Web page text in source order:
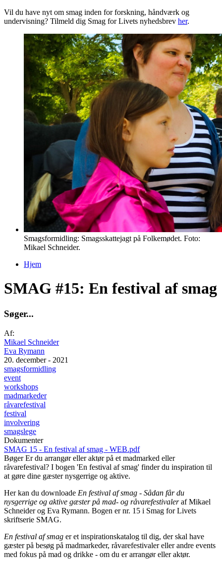
Vil du have nyt om smag inden for forskning, håndværk og
undervisning? Tilmeld dig Smag for Livets nyhedsbrev her.
Smagsformidling: Smagsskattejagt på Folkemødet. Foto:
Mikael Schneider.
Hjem
SMAG #15: En festival af smag
Søger...
Af:
Mikael Schneider
Eva Rymann
20. december - 2021
smagsformidling
event
workshops
madmarkeder
råvarefestival
festival
involvering
smagslege
Dokumenter
SMAG 15 - En festival af smag - WEB.pdf
BøgerEr du arrangør eller aktør på et madmarked eller
råvarefestival? I bogen 'En festival af smag' finder du inspiration til
at gøre dine gæster nysgerrige og aktive.
Her kan du downloade En festival af smag - Sådan får du
nysgerrige og aktive gæster på mad- og råvarefestivaleraf Mikael
Schneider og Eva Rymann. Bogen er nr. 15 i Smag for Livets
skriftserie SMAG.
En festival af smag er et inspirationskatalog til dig, der skal have
gæster på besøg på madmarkeder, råvarefestivaler eller andre events
med fokus på mad og drikke - om du er arrangør eller aktør.